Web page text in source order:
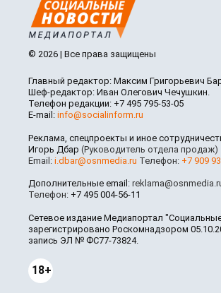
© 2026 | Все права защищены
Главный редактор: Максим Григорьевич
Шеф-редактор: Иван Олегович Чечушкин.
Телефон редакции: +7 495 795-53-05
E-mail: info@socialinform.ru
Реклама, спецпроекты и иное
Игорь Дбар (Руководитель отдела продаж)
Email: i.dbar@osnmedia.ru Телефон: +7 909
Дополнительные email:
Телефон: +7 495 004-56-11
Сетевое издание Медиапортал
зарегистрировано Роскомнадзором
запись ЭЛ № ФС77-73824.
18+